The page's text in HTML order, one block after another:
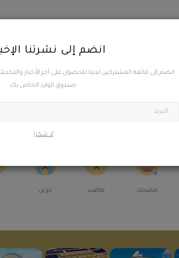
انضم إلى نشرتنا
انضم إلى قائمة المشتركين لدينا للحصول على آخر الأخبار
صندوق الوارد الخاص بك
ًلا شكرا
تنفيذية انتقالي خورمكسر تناقش أداء اللجان
بمراكز المديرية
الخدمات
مضحك غاضب حزين